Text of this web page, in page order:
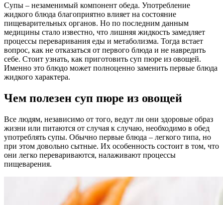
Супы – незаменимый компонент обеда. Употребление
жидкого блюда благоприятно влияет на состояние
пищеварительных органов. Но по последним данным
медицины стало известно, что лишняя жидкость замедляет
процессы переваривания еды и метаболизма. Тогда встает
вопрос, как не отказаться от первого блюда и не навредить
себе. Стоит узнать, как приготовить суп пюре из овощей.
Именно это блюдо может полноценно заменить первые блюда
жидкого характера.
Чем полезен суп пюре из овощей
Все людям, независимо от того, ведут ли они здоровые образ
жизни или питаются от случая к случаю, необходимо в обед
употреблять супы. Обычно первые блюда – легкого типа, но
при этом довольно сытные. Их особенность состоит в том, что
они легко перевариваются, налаживают процессы
пищеварения.